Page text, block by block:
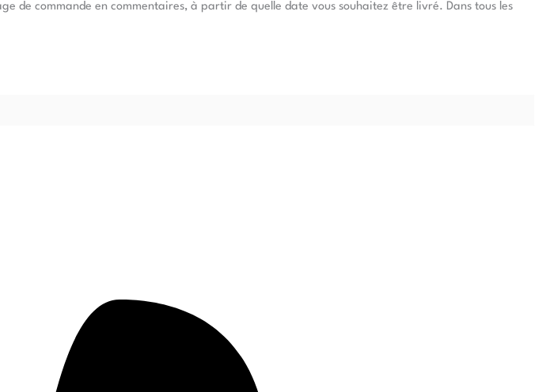
de commande en commentaires, à partir de quelle date vous souhaitez être livré. Dans tous les